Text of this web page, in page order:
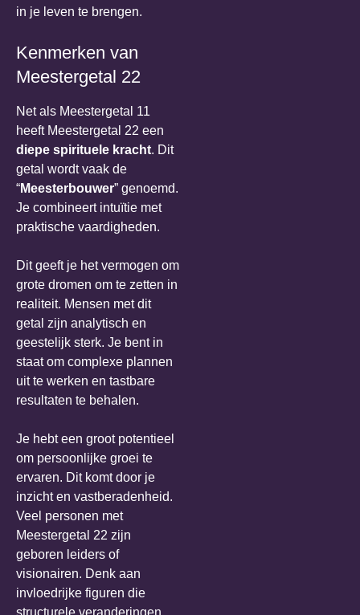
in je leven te brengen.
Kenmerken van
Meestergetal 22
Net als Meestergetal 11
heeft Meestergetal 22 een
diepe spirituele kracht. Dit
getal wordt vaak de
“Meesterbouwer” genoemd.
Je combineert intuïtie met
praktische vaardigheden.
Dit geeft je het vermogen om
grote dromen om te zetten in
realiteit. Mensen met dit
getal zijn analytisch en
geestelijk sterk. Je bent in
staat om complexe plannen
uit te werken en tastbare
resultaten te behalen.
Je hebt een groot potentieel
om persoonlijke groei te
ervaren. Dit komt door je
inzicht en vastberadenheid.
Veel personen met
Meestergetal 22 zijn
geboren leiders of
visionairen. Denk aan
invloedrijke figuren die
structurele veranderingen